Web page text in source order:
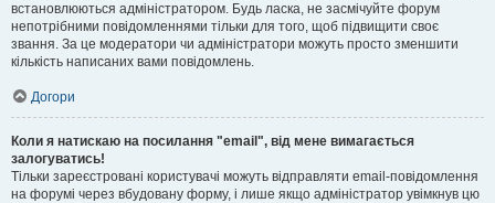
встановлюються адміністратором. Будь ласка, не засмічуйте форум
непотрібними повідомленнями тільки для того, щоб підвищити своє
звання. За це модератори чи адміністратори можуть просто зменшити
кількість написаних вами повідомлень.
Догори
Коли я натискаю на посилання "email", від мене вимагається
залогуватись!
Тільки зареєстровані користувачі можуть відправляти email-повідомлення
на форумі через вбудовану форму, і лише якщо адміністратор увімкнув цю